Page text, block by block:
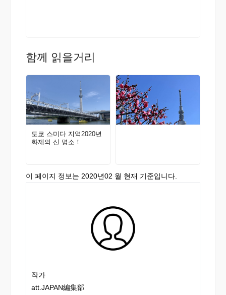
함께 읽을거리
도쿄 스미다 지역2020년
화제의 신 명소！
이 페이지 정보는 2020년02 월 현재 기준입니다.
작가
att.JAPAN編集部